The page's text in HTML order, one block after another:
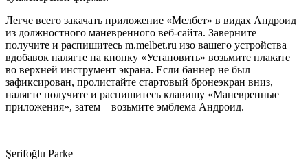
Легче всего закачать приложение «Мелбет» в видах Андроид
из должностного маневренного веб-сайта. Заверните
получите и распишитесь m.melbet.ru изо вашего устройства
вдобавок налягте на кнопку «Установить» возьмите плакате
во верхней инструмент экрана. Если баннер не был
зафиксирован, пролистайте стартовый бронеэкран вниз,
налягте получите и распишитесь клавишу «Маневренные
приложения», затем – возьмите эмблема Андроид.
Şerifoğlu Parke